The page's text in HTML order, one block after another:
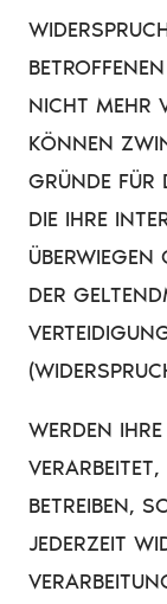
NICHT MEHR
KÖNNEN
GRÜNDE FÜR
DIE IHRE
ÜBERWIEGEN
DER
WERDEN
BETREIBEN,
JEDERZEIT